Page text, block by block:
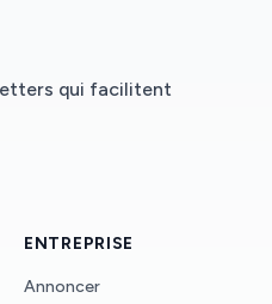
qui facilitent
ENTREPRISE
Annoncer